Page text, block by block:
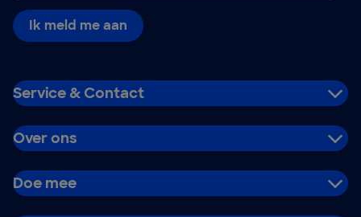
Ik meld me aan
Service & Contact
Over ons
Doe mee